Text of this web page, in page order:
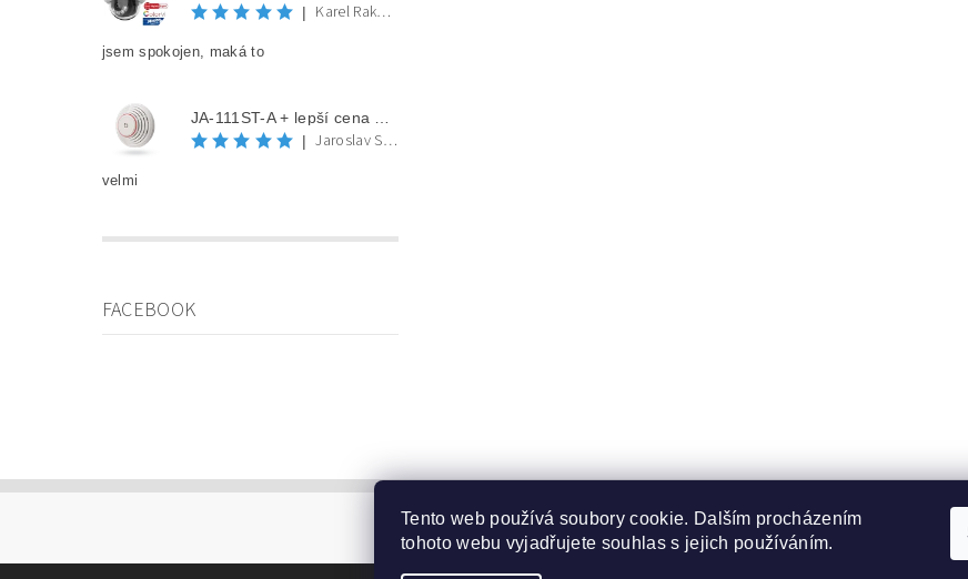
|
Karel Rakovec
jsem spokojen, maká to
|
Jaroslav Spěváček
velmi
FACEBOOK
Obchodní podmínky Ochrana osobních údajů
Tento web používá soubory cookie. Dalším procházením
tohoto webu vyjadřujete souhlas s jejich používáním.